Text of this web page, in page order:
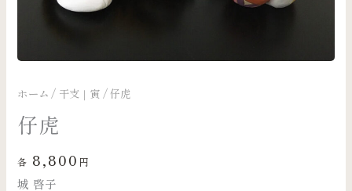
ホーム / 干支｜寅 / 仔虎
仔虎
各 8,800 円
城 啓子